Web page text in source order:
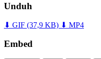
Unduh
⬇ GIF (37,9 KB) ⬇ MP4
Embed